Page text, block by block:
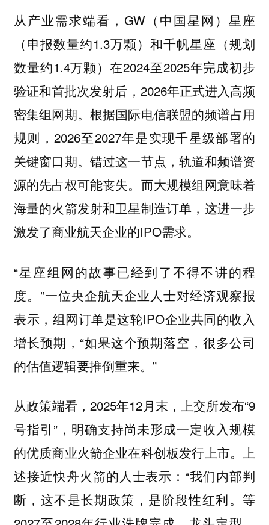
从产业需求端看，GW（中国星网）星座
（申报数量约1.3万颗）和千帆星座（规划
数量约1.4万颗）在2024至2025年完成初步
验证和首批次发射后，2026年正式进入高频
密集组网期。根据国际电信联盟的频谱占用
规则，2026至2027年是实现千星级部署的
关键窗口期。错过这一节点，轨道和频谱资
源的先占权可能丧失。而大规模组网意味着
海量的火箭发射和卫星制造订单，这进一步
激发了商业航天企业的IPO需求。
“星座组网的故事已经到了不得不讲的程
度。”一位央企航天企业人士对经济观察报
表示，组网订单是这轮IPO企业共同的收入
增长预期，“如果这个预期落空，很多公司
的估值逻辑要推倒重来。”
从政策端看，2025年12月末，上交所发布“9
号指引”，明确支持尚未形成一定收入规模
的优质商业火箭企业在科创板发行上市。上
述接近快舟火箭的人士表示：“我们内部判
断，这不是长期政策，是阶段性红利。等